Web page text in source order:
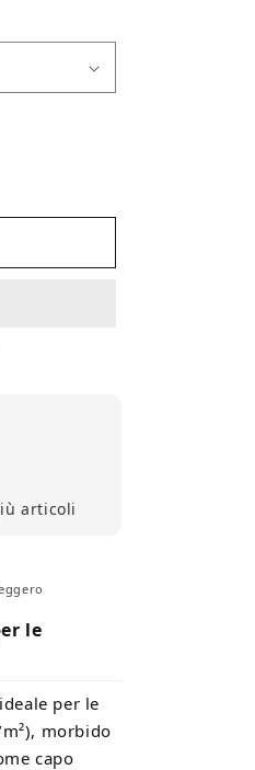
articoli
le
per le
morbido
capo